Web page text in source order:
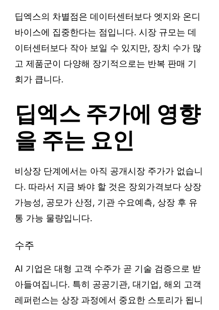
딥엑스의 차별점은 데이터센터보다 엣지와 온디
바이스에 집중한다는 점입니다. 시장 규모는 데
이터센터보다 작아 보일 수 있지만, 장치 수가 많
고 제품군이 다양해 장기적으로는 반복 판매 기
회가 큽니다.
딥엑스 주가에 영향
을 주는 요인
비상장 단계에서는 아직 공개시장 주가가 없습니
다. 따라서 지금 봐야 할 것은 장외가격보다 상장
가능성, 공모가 산정, 기관 수요예측, 상장 후 유
통 가능 물량입니다.
수주
AI 기업은 대형 고객 수주가 곧 기술 검증으로 받
아들여집니다. 특히 공공기관, 대기업, 해외 고객
레퍼런스는 상장 과정에서 중요한 스토리가 됩니